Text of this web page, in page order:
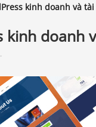
kinh doanh và
kinh doanh